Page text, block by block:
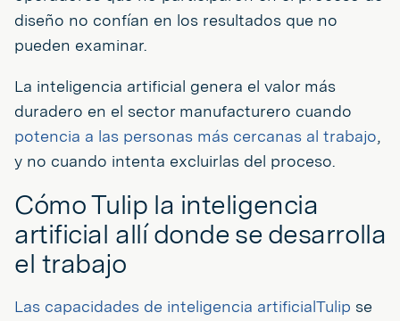
diseño no confían en los resultados que no
pueden examinar.
La inteligencia artificial genera el valor más
duradero en el sector manufacturero cuando
potencia a las personas más cercanas al trabajo,
y no cuando intenta excluirlas del proceso.
Cómo Tulip la inteligencia
artificial allí donde se desarrolla
el trabajo
Las capacidades de inteligencia artificialTulip se